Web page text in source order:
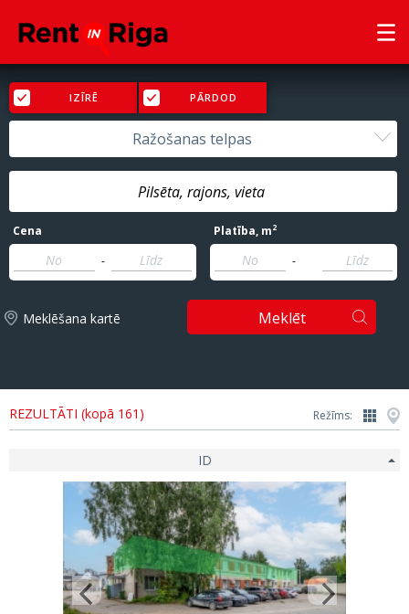
IZĪRĒ PĀRDOD
Ražošanas telpas
Cena
-
Platība, m2
-
Meklēšana kartē Meklēt
REZULTĀTI (kopā 161) Režīms:
ID